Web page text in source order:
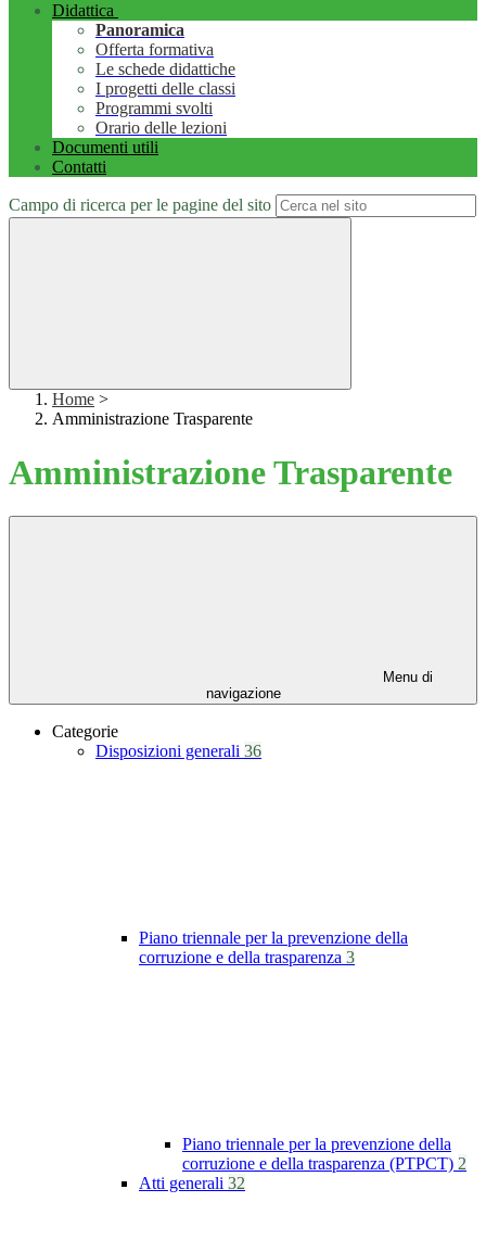
Didattica
Panoramica
Offerta formativa
Le schede didattiche
I progetti delle classi
Programmi svolti
Orario delle lezioni
Documenti utili
Contatti
Campo di ricerca per le pagine del sito
Home >
Amministrazione Trasparente
Amministrazione Trasparente
Menu di
navigazione
Categorie
Disposizioni generali 36
Piano triennale per la prevenzione della
corruzione e della trasparenza 3
Piano triennale per la prevenzione della
corruzione e della trasparenza (PTPCT) 2
Atti generali 32